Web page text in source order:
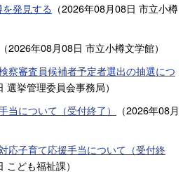
発見する （2026年08月08日 市立小樽
2026年08月08日 市立小樽文学館）
察審査員候補者予定者選出の抽選につ
選挙管理委員会事務局）
当について（受付終了）
（2026年08月
応子育て応援手当について（受付終
こども福祉課）